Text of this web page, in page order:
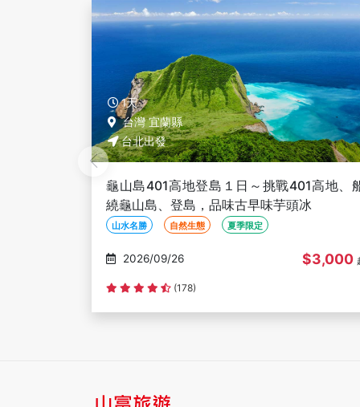
1天
台灣 基隆市
永續旅遊～基隆嶼三合一(登島、登塔、
島)、和平島地質公園阿拉寶灣秘境導覽１日
綠色旅遊 遊船 自然生態
2026/09/25 $2,300
評分資料不足